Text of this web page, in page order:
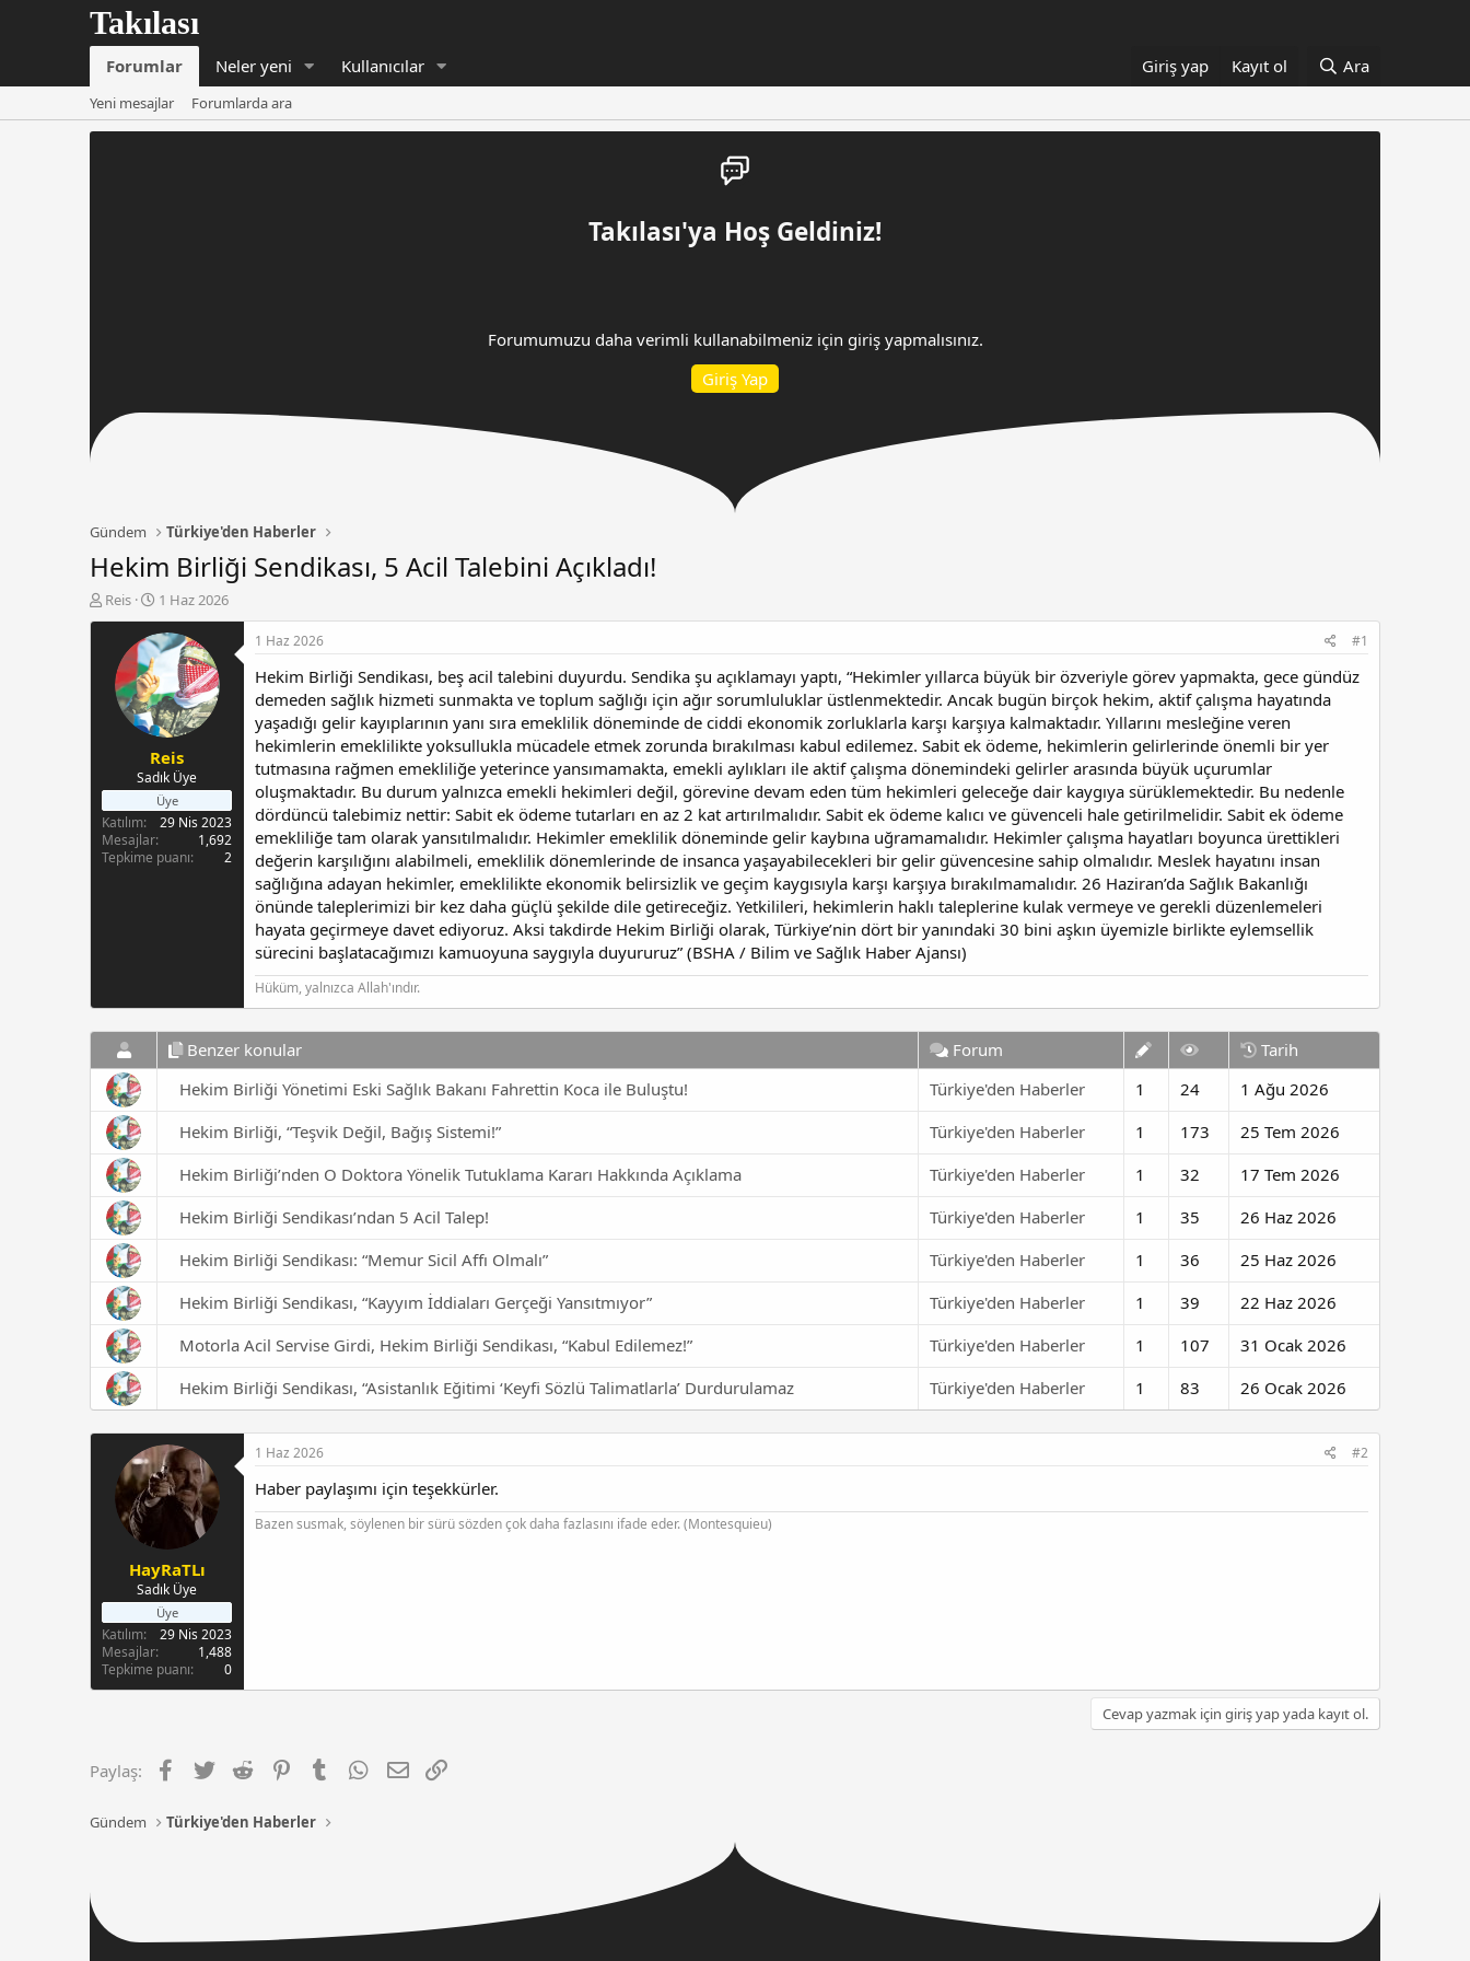
Forumlar Neler yeni Kullanıcılar Giriş yap Kayıt ol Ara
Yeni mesajlar Forumlarda ara
Takılası'ya Hoş Geldiniz!
Forumumuzu daha verimli kullanabilmeniz için giriş yapmalısınız.
Giriş Yap
Gündem Türkiye'den Haberler
Hekim Birliği Sendikası, 5 Acil Talebini Açıkladı!
K
o
l
a
t
a
Reis
B
a
ş
l
a
n
g
ı
ç
t
a
r
i
h
1 Haz 2026
Reis
Sadık Üye
Üye
Katılım
29 Nis 2023
Mesajlar
1,692
Tepkime puanı
2
1 Haz 2026 #1
Hekim Birliği Sendikası, beş acil talebini duyurdu. Sendika şu açıklamayı yaptı, “Hekimler yıllarca büyük bir özveriyle görev yapmakta, gece gündüz
demeden sağlık hizmeti sunmakta ve toplum sağlığı için ağır sorumluluklar üstlenmektedir. Ancak bugün birçok hekim, aktif çalışma hayatında
yaşadığı gelir kayıplarının yanı sıra emeklilik döneminde de ciddi ekonomik zorluklarla karşı karşıya kalmaktadır. Yıllarını mesleğine veren
hekimlerin emeklilikte yoksullukla mücadele etmek zorunda bırakılması kabul edilemez. Sabit ek ödeme, hekimlerin gelirlerinde önemli bir yer
tutmasına rağmen emekliliğe yeterince yansımamakta, emekli aylıkları ile aktif çalışma dönemindeki gelirler arasında büyük uçurumlar
oluşmaktadır. Bu durum yalnızca emekli hekimleri değil, görevine devam eden tüm hekimleri geleceğe dair kaygıya sürüklemektedir. Bu nedenle
dördüncü talebimiz nettir: Sabit ek ödeme tutarları en az 2 kat artırılmalıdır. Sabit ek ödeme kalıcı ve güvenceli hale getirilmelidir. Sabit ek ödeme
emekliliğe tam olarak yansıtılmalıdır. Hekimler emeklilik döneminde gelir kaybına uğramamalıdır. Hekimler çalışma hayatları boyunca ürettikleri
değerin karşılığını alabilmeli, emeklilik dönemlerinde de insanca yaşayabilecekleri bir gelir güvencesine sahip olmalıdır. Meslek hayatını insan
sağlığına adayan hekimler, emeklilikte ekonomik belirsizlik ve geçim kaygısıyla karşı karşıya bırakılmamalıdır. 26 Haziran’da Sağlık Bakanlığı
önünde taleplerimizi bir kez daha güçlü şekilde dile getireceğiz. Yetkilileri, hekimlerin haklı taleplerine kulak vermeye ve gerekli düzenlemeleri
hayata geçirmeye davet ediyoruz. Aksi takdirde Hekim Birliği olarak, Türkiye’nin dört bir yanındaki 30 bini aşkın üyemizle birlikte eylemsellik
sürecini başlatacağımızı kamuoyuna saygıyla duyururuz” (BSHA / Bilim ve Sağlık Haber Ajansı)
Hüküm, yalnızca Allah'ındır.
Benzer konular Forum
Tarih
Hekim Birliği Yönetimi Eski Sağlık Bakanı Fahrettin Koca ile Buluştu!
Türkiye'den Haberler 1 24
1 Ağu 2026
Hekim Birliği, “Teşvik Değil, Bağış Sistemi!”
Türkiye'den Haberler 1 173
25 Tem 2026
Hekim Birliği’nden O Doktora Yönelik Tutuklama Kararı Hakkında Açıklama
Türkiye'den Haberler 1 32
17 Tem 2026
Hekim Birliği Sendikası’ndan 5 Acil Talep!
Türkiye'den Haberler 1 35
26 Haz 2026
Hekim Birliği Sendikası: “Memur Sicil Affı Olmalı”
Türkiye'den Haberler 1 36
25 Haz 2026
Hekim Birliği Sendikası, “Kayyım İddiaları Gerçeği Yansıtmıyor”
Türkiye'den Haberler 1 39
22 Haz 2026
Motorla Acil Servise Girdi, Hekim Birliği Sendikası, “Kabul Edilemez!”
Türkiye'den Haberler 1 107
31 Ocak 2026
Hekim Birliği Sendikası, “Asistanlık Eğitimi ‘Keyfi Sözlü Talimatlarla’ Durdurulamaz
Türkiye'den Haberler 1 83 26 Ocak 2026
HayRaTLı
Sadık Üye
Üye
Katılım
29 Nis 2023
Mesajlar
1,488
Tepkime puanı
0
1 Haz 2026 #2
Haber paylaşımı için teşekkürler.
Bazen susmak, söylenen bir sürü sözden çok daha fazlasını ifade eder. (Montesquieu)
Cevap yazmak için giriş yap yada kayıt ol.
Paylaş: Facebook
Twitter Reddit PinterestTumblr WhatsApp
E-posta
Gündem Türkiye'den Haberler